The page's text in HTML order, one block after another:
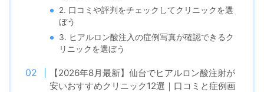
2. 口コミや評判をチェックしてクリニックを選
ぼう
3. ヒアルロン酸注入の症例写真が確認できるク
リニックを選ぼう
【2026年8月最新】仙台でヒアルロン酸注射が
安いおすすめクリニック12選｜口コミと症例画